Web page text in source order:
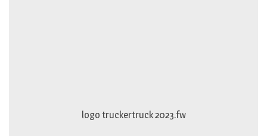
logo truckertruck 2023.fw